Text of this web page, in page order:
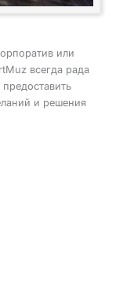
или
всегда рада
и решения